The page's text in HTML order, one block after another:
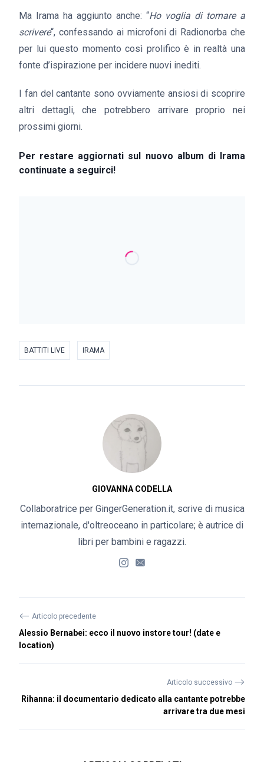
Ma Irama ha aggiunto anche: “Ho voglia di tornare a
scrivere“, confessando ai microfoni di Radionorba che
per lui questo momento così prolifico è in realtà una
fonte d’ispirazione per incidere nuovi inediti.
I fan del cantante sono ovviamente ansiosi di scoprire
altri dettagli, che potrebbero arrivare proprio nei
prossimi giorni.
Per restare aggiornati sul nuovo album di Irama
continuate a seguirci!
BATTITI LIVE IRAMA
GIOVANNA CODELLA
Collaboratrice per GingerGeneration.it, scrive di musica
internazionale, d'oltreoceano in particolare; è autrice di
libri per bambini e ragazzi.
⟵ Articolo precedente
Alessio Bernabei: ecco il nuovo instore tour! (date e
location)
Articolo successivo ⟶
Rihanna: il documentario dedicato alla cantante potrebbe
arrivare tra due mesi